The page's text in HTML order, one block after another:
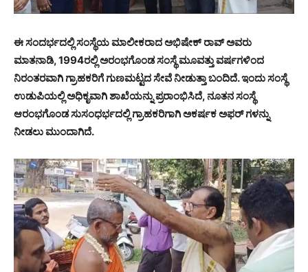
ಈ ಸಂದರ್ಭದಲ್ಲಿ ಸಂಸ್ಥೆಯ ಮಾಲೀಕರಾದ ಅಭಿಷೇಕ್ ರಾವ್ ಅವರು
ಮಾತನಾಡಿ, 1994ರಲ್ಲಿ ಅರಂಭಗೊಂಡ ಸಂಸ್ಥೆ ಮೂವತ್ತು ವರ್ಷಗಳಿಂದ
ನಿರಂತರವಾಗಿ ಗ್ರಾಹಕರಿಗೆ ಗುಣಮಟ್ಟದ ಸೇವೆ ನೀಡುತ್ತಾ ಬಂದಿದೆ. ಇಂದು ಸಂಸ್ಥೆ
ಉಡುಪಿಯಲ್ಲಿ ಅಧಿಕೃವಾಗಿ ಶಾಖೆಯನ್ನು ಪ್ರರಾಂಭಿಸಿದೆ, ನೂತನ ಸಂಸ್ಥೆ
ಆರಂಭಗೊಂಡ ಸುಸಂಧರ್ಭದಲ್ಲಿ ಗ್ರಾಹಕರಿಗಾಗಿ ಅಕರ್ಷಕ ಅಫರ್ ಗಳನ್ನು
ನೀಡಲು ಮುಂದಾಗಿದೆ.